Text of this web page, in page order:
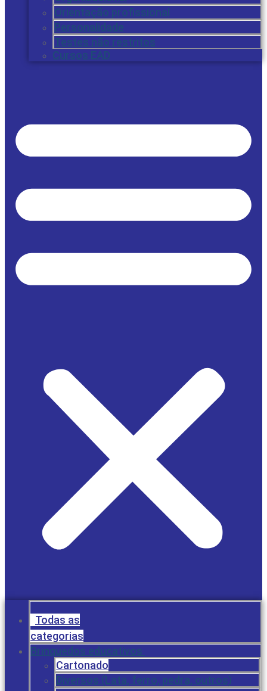
Orientação profissional
Personalidade
Testes não restritos
Cursos EAD
Todas as
categorias
Brinquedos educativos
Cartonado
Diversos (Lata, ferro, pedra, outros)